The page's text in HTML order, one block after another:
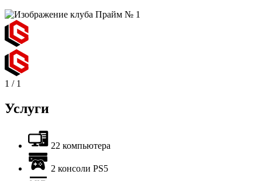
1 / 1
Услуги
22 компьютера
2 консоли PS5